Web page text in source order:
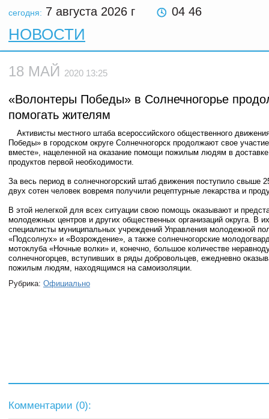
сегодня: 7 августа 2026 г 04 46
НОВОСТИ
18 МАЙ 2020 13:25
«Волонтеры Победы» в Солнечногорье
помогать жителям
Активисты местного штаба всероссийского общественного
Победы» в городском округе Солнечногорск продолжают свое
вместе», нацеленной на оказание помощи пожилым людям в доставке
продуктов первой необходимости.
За весь период в солнечногорский штаб движения поступило свыше
двух сотен человек вовремя получили рецептурные лекарства и
В этой нелегкой для всех ситуации свою помощь оказывают и
молодежных центров и других общественных организаций округа. В
специалисты муниципальных учреждений Управления молодежной
«Подсолнух» и «Возрождение», а также солнечногорские
мотоклуба «Ночные волки» и, конечно, большое количестве
солнечногорцев, вступивших в ряды добровольцев, ежедневно
пожилым людям, находящимся на самоизоляции.
Рубрика: Официально
Комментарии (0):